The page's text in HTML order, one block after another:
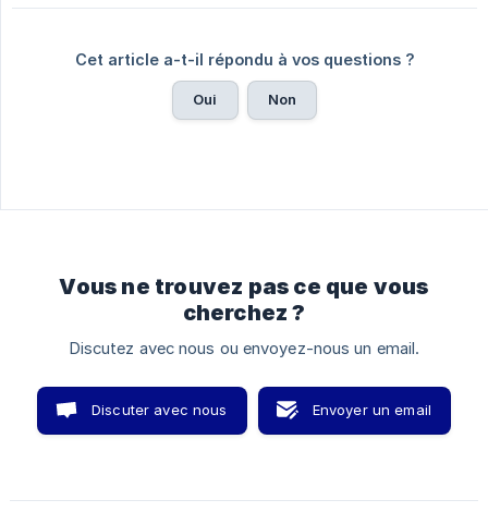
Cet article a-t-il répondu à vos questions ?
Oui Non
Vous ne trouvez pas ce que vous
cherchez ?
Discutez avec nous ou envoyez-nous un email.
Discuter avec nous Envoyer un email